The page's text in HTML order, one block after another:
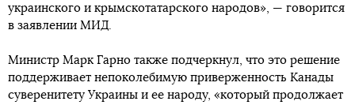
украинского и крымскотатарского народов», — говорится
в заявлении МИД.
Министр Марк Гарно также подчеркнул, что это решение
поддерживает непоколебимую приверженность Канады
суверенитету Украины и ее народу, «который продолжает